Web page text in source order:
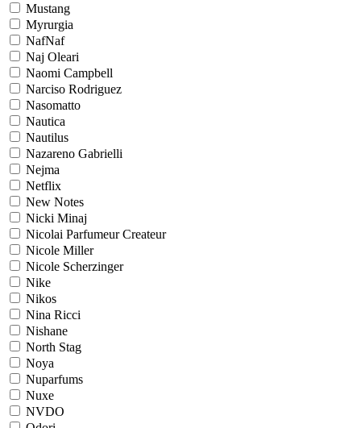
Mustang
Myrurgia
NafNaf
Naj Oleari
Naomi Campbell
Narciso Rodriguez
Nasomatto
Nautica
Nautilus
Nazareno Gabrielli
Nejma
Netflix
New Notes
Nicki Minaj
Nicolai Parfumeur Createur
Nicole Miller
Nicole Scherzinger
Nike
Nikos
Nina Ricci
Nishane
North Stag
Noya
Nuparfums
Nuxe
NVDO